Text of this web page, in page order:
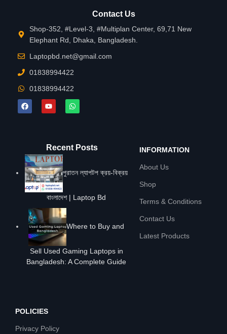
Contact Us
Shop-352, #Level-3, #Multiplan Center, 69,71 New
Elephant Rd, Dhaka, Bangladesh.
Laptopbd.net@gmail.com
01838994422
01838994422
Recent Posts
পুরাতন ল্যাপটপ ক্রয়-বিক্রয়
বাংলাদেশ | Laptop Bd
Where to Buy and
Sell Used Gaming Laptops in
Bangladesh: A Complete Guide
INFORMATION
About Us
Shop
Terms & Conditions
Contact Us
Latest Products
POLICIES
Privacy Policy